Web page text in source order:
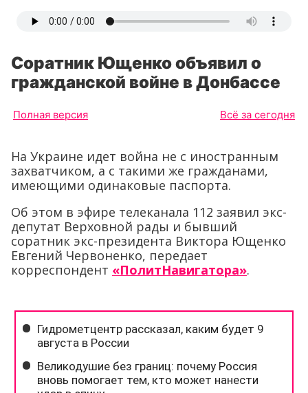
Соратник Ющенко объявил о
гражданской войне в Донбассе
Полная версия Всё за сегодня
На Украине идет война не с иностранным
захватчиком, а с такими же гражданами,
имеющими одинаковые паспорта.
Об этом в эфире телеканала 112 заявил экс-
депутат Верховной рады и бывший
соратник экс-президента Виктора Ющенко
Евгений Червоненко, передает
корреспондент «ПолитНавигатора».